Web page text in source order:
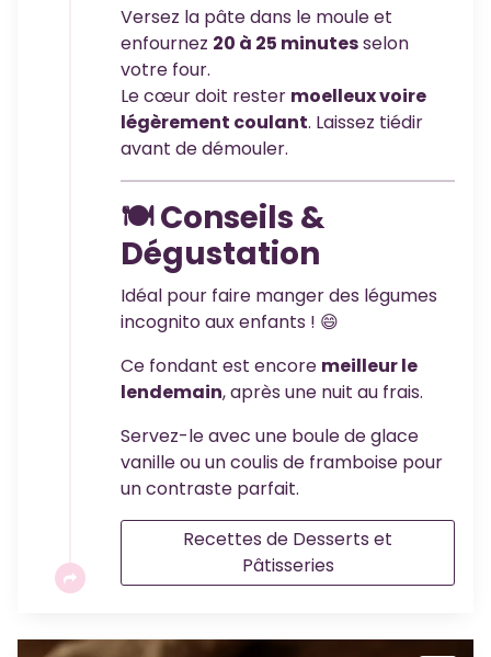
Versez la pâte dans le moule et
enfournez 20 à 25 minutesselon
votre four.
Le cœur doit rester moelleux voire
légèrement coulant. Laissez tiédir
avant de démouler.
🍽️ Conseils &
Dégustation
Idéal pour faire manger des légumes
incognito aux enfants ! 😄
Ce fondant est encore meilleur le
lendemain, après une nuit au frais.
Servez-le avec une boule de glace
vanille ou un coulis de framboise pour
un contraste parfait.
Recettes de Desserts et
Pâtisseries